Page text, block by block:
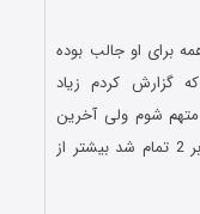
برای او جالب بوده
گزارش کردم زیاد
شوم ولی آخرین
دیدار استقلال و پرسپولیس که با نتیجه 3 بر 2 تمام شد بیشتر از